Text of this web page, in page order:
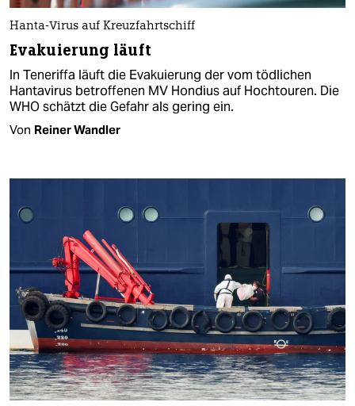
Hanta-Virus auf Kreuzfahrtschiff
Evakuierung läuft
In Teneriffa läuft die Evakuierung der vom tödlichen
Hantavirus betroffenen MV Hondius auf Hochtouren. Die
WHO schätzt die Gefahr als gering ein.
Von Reiner Wandler